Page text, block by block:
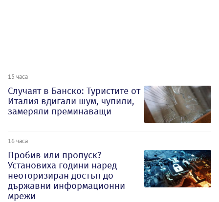
15 часа
Случаят в Банско: Туристите от
Италия вдигали шум, чупили,
замеряли преминаващи
16 часа
Пробив или пропуск?
Установиха години наред
неоторизиран достъп до
държавни информационни
мрежи